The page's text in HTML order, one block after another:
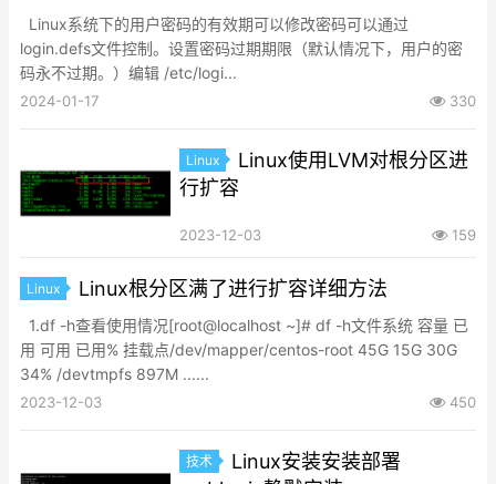
Linux系统下的用户密码的有效期可以修改密码可以通过
login.defs文件控制。设置密码过期期限（默认情况下，用户的密
码永不过期。）编辑 /etc/logi...
2024-01-17 330
Linux
Linux使用LVM对根分区进
行扩容
2023-12-03 159
Linux Linux根分区满了进行扩容详细方法
1.df -h查看使用情况[root@localhost ~]# df -h文件系统 容量 已
用 可用 已用% 挂载点/dev/mapper/centos-root 45G 15G 30G
34% /devtmpfs 897M ......
2023-12-03 450
技术
Linux安装安装部署